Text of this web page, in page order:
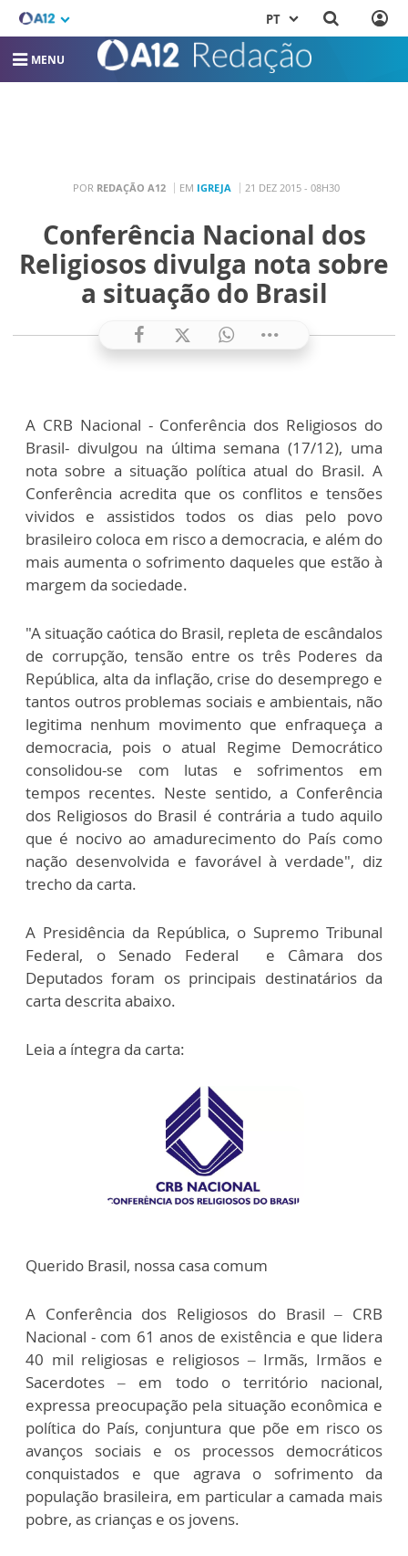
PT
MENU
POR REDAÇÃO A12 EM IGREJA 21 DEZ 2015 - 08H30
Conferência Nacional dos
Religiosos divulga nota sobre
a situação do Brasil
A CRB Nacional - Conferência dos Religiosos do
Brasil- divulgou na última semana (17/12), uma
nota sobre a situação política atual do Brasil. A
Conferência acredita que os conflitos e tensões
vividos e assistidos todos os dias pelo povo
brasileiro coloca em risco a democracia, e além do
mais aumenta o sofrimento daqueles que estão à
margem da sociedade.
"A situação caótica do Brasil, repleta de escândalos
de corrupção, tensão entre os três Poderes da
República, alta da inflação, crise do desemprego e
tantos outros problemas sociais e ambientais, não
legitima nenhum movimento que enfraqueça a
democracia, pois o atual Regime Democrático
consolidou-se com lutas e sofrimentos em
tempos recentes. Neste sentido, a Conferência
dos Religiosos do Brasil é contrária a tudo aquilo
que é nocivo ao amadurecimento do País como
nação desenvolvida e favorável à verdade", diz
trecho da carta.
A Presidência da República, o Supremo Tribunal
Federal, o Senado Federal e Câmara dos
Deputados foram os principais destinatários da
carta descrita abaixo.
Leia a íntegra da carta:
Querido Brasil, nossa casa comum
A Conferência dos Religiosos do Brasil – CRB
Nacional - com 61 anos de existência e que lidera
40 mil religiosas e religiosos – Irmãs, Irmãos e
Sacerdotes – em todo o território nacional,
expressa preocupação pela situação econômica e
política do País, conjuntura que põe em risco os
avanços sociais e os processos democráticos
conquistados e que agrava o sofrimento da
população brasileira, em particular a camada mais
pobre, as crianças e os jovens.